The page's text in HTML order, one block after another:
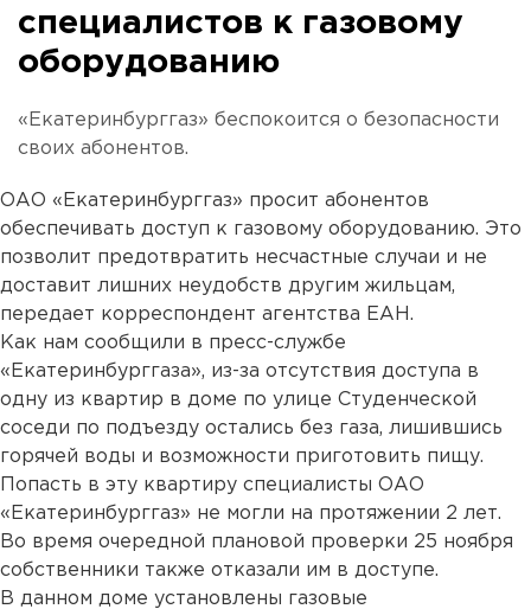
специалистов к газовому
оборудованию
«Екатеринбурггаз» беспокоится о безопасности
своих абонентов.
ОАО «Екатеринбурггаз» просит абонентов
обеспечивать доступ к газовому оборудованию. Это
позволит предотвратить несчастные случаи и не
доставит лишних неудобств другим жильцам,
передает корреспондент агентства ЕАН.
Как нам сообщили в пресс-службе
«Екатеринбурггаза», из-за отсутствия доступа в
одну из квартир в доме по улице Студенческой
соседи по подъезду остались без газа, лишившись
горячей воды и возможности приготовить пищу.
Попасть в эту квартиру специалисты ОАО
«Екатеринбурггаз» не могли на протяжении 2 лет.
Во время очередной плановой проверки 25 ноября
собственники также отказали им в доступе.
В данном доме установлены газовые